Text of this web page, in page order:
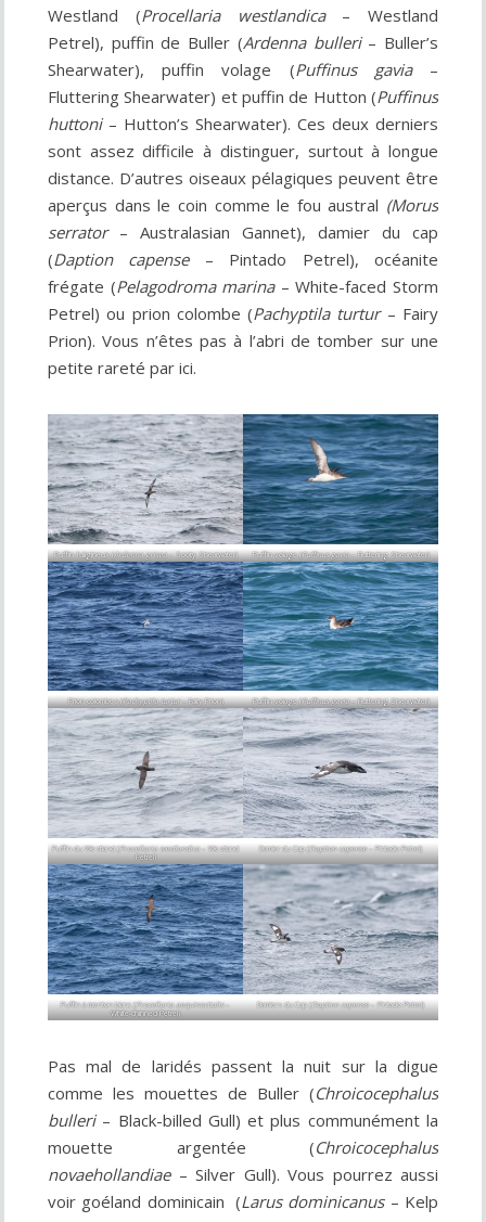
Westland (Procellaria westlandica– Westland
Petrel), puffin de Buller (Ardenna bulleri– Buller’s
Shearwater), puffin volage (Puffinus gavia–
Fluttering Shearwater) et puffin de Hutton (Puffinus
huttoni– Hutton’s Shearwater). Ces deux derniers
sont assez difficile à distinguer, surtout à longue
distance. D’autres oiseaux pélagiques peuvent être
aperçus dans le coin comme le fou austral (Morus
serrator – Australasian Gannet), damier du cap
(Daption capense– Pintado Petrel), océanite
frégate (Pelagodroma marina– White-faced Storm
Petrel) ou prion colombe (Pachyptila turtur– Fairy
Prion). Vous n’êtes pas à l’abri de tomber sur une
petite rareté par ici.
Puffin fuligineux (Ardenna grisea– Sooty Shearwater) Puffin volage (Puffinus gavia– Fluttering Shearwater)
Prion colombes (Pachyptila turtur– Fairy Prion) Puffin volage (Puffinus gavia– Fluttering Shearwater)
Puffin du Westland (Procellaria westlandica– Westland
Petrel)
Damier du Cap (Daption capense– Pintado Petrel)
Puffin à menton blanc (Procellaria aequinoctialis–
White-chinned Petrel)
Damiers du Cap (Daption capense– Pintado Petrel)
Pas mal de laridés passent la nuit sur la digue
comme les mouettes de Buller (Chroicocephalus
bulleri – Black-billed Gull) et plus communément la
mouette argentée (Chroicocephalus
novaehollandiae– Silver Gull). Vous pourrez aussi
voir goéland dominicain (Larus dominicanus– Kelp